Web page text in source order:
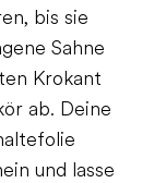
bis sie
Sahne
Krokant
ab. Deine
und lasse